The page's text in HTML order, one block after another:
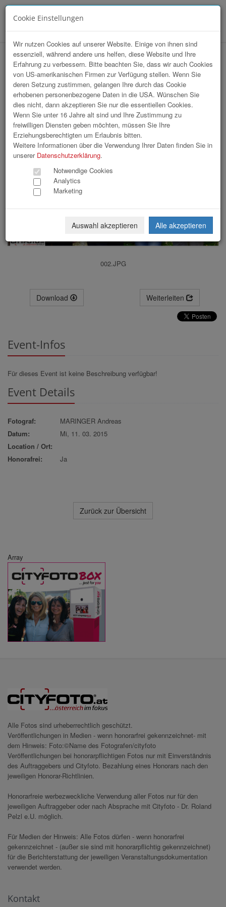
hr-lounge Mitte zu Gast bei Polytec
Holding AG
002.JPG
Download Weiterleiten
Event-Infos
Für dieses Event ist keine Beschreibung verfügbar!
Event Details
Fotograf:
MARINGER Andreas
Datum:
Mi, 11. 03. 2015
Location / Ort:
Honorafrei:
Ja
Zurück zur Übersicht
Array
Alle Fotos sind urheberrechtlich geschützt.
Veröffentlichungen in Medien - wenn honorarfrei gekennzeichnet- mit
dem Hinweis: Foto:©Name des Fotografen/cityfoto
Veröffentlichungen bei honorarpflichtigen Fotos nur mit Einverständnis
des Auftraggebers und Cityfoto. Bezahlung eines Honorars nach den
jeweiligen Honorar-Richtlinien.
Honorarfreie werbezweckliche Verwendung aller Fotos nur für den
jeweiligen Auftraggeber oder nach Absprache mit Cityfoto - Dr. Roland
Pelzl e.U. möglich.
Für Medien der Hinweis: Alle Fotos dürfen - wenn honorarfrei
gekennzeichnet - (außer sie sind mit honorarpflichtig gekennzeichnet)
für die Berichterstattung der jeweiligen Veranstaltungsdokumentation
verwendet werden.
Kontakt
Cookie Einstellungen
Wir nutzen Cookies auf unserer Website. Einige von ihnen sind
essenziell, während andere uns helfen, diese Website und Ihre
Erfahrung zu verbessern. Bitte beachten Sie, dass wir auch Cookies
von US-amerikanischen Firmen zur Verfügung stellen. Wenn Sie
deren Setzung zustimmen, gelangen Ihre durch das Cookie
erhobenen personenbezogene Daten in die USA. Wünschen Sie
dies nicht, dann akzeptieren Sie nur die essentiellen Cookies.
Wenn Sie unter 16 Jahre alt sind und Ihre Zustimmung zu
freiwilligen Diensten geben möchten, müssen Sie Ihre
Erziehungsberechtigten um Erlaubnis bitten.
Weitere Informationen über die Verwendung Ihrer Daten finden Sie in
unserer Datenschutzerklärung.
Notwendige Cookies
Analytics
Marketing
Auswahl akzeptieren Alle akzeptieren